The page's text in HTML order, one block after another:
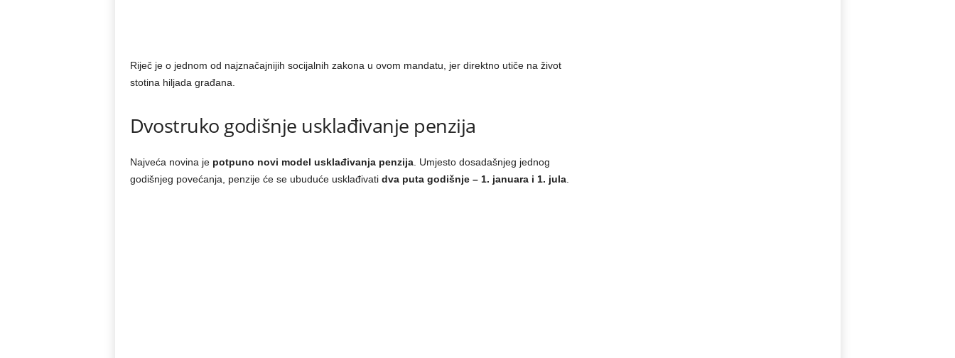
Riječ je o jednom od najznačajnijih socijalnih zakona u ovom mandatu, jer direktno utiče na život
stotina hiljada građana.
Dvostruko godišnje usklađivanje penzija
Najveća novina je potpuno novi model usklađivanja penzija. Umjesto dosadašnjeg jednog
godišnjeg povećanja, penzije će se ubuduće usklađivati dva puta godišnje – 1. januara i 1. jula.